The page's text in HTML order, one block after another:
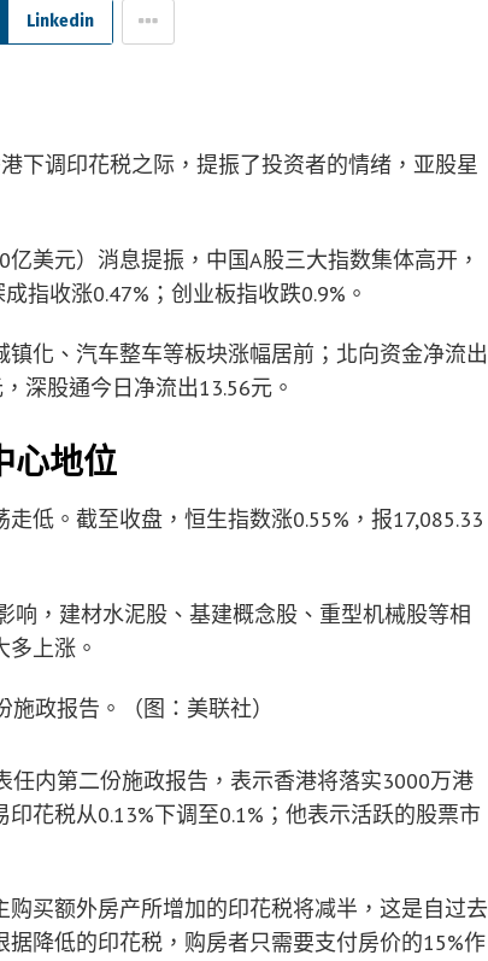
Linkedin
下调印花税之际，提振了投资者的情绪，亚股星
美元）消息提振，中国A股三大指数集体高开，
指收涨0.47%；创业板指收跌0.9%。
化、汽车整车等板块涨幅居前；北向资金净流出
深股通今日净流出13.56元。
心地位
低。截至收盘，恒生指数涨0.55%，报17,085.33
响，建材水泥股、基建概念股、重型机械股等相
上涨。
政报告。（图：美联社）
内第二份施政报告，表示香港将落实3000万港
花税从0.13%下调至0.1%；他表示活跃的股票市
买额外房产所增加的印花税将减半，这是自过去
降低的印花税，购房者只需要支付房价的15%作